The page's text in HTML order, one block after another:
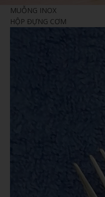
PHỤ KIỆN ĐT
MUỖNG INOX
HỘP ĐỰNG CƠM